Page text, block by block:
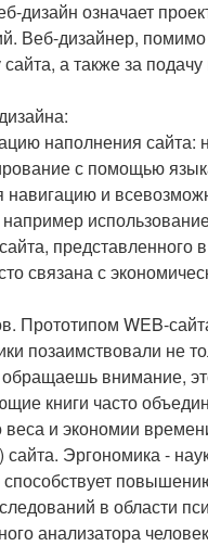
означает
Веб-дизайнер,
сайта, а также за
наполнения сайта:
с помощью
и
например
представленного
связана с
Прототипом WEB-
позаимствовали не
обращаешь внимание,
книги часто
и экономии
Эргономика -
в области
анализатора